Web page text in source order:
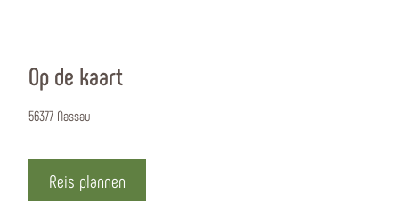
Op de kaart
56377 Nassau
Reis plannen